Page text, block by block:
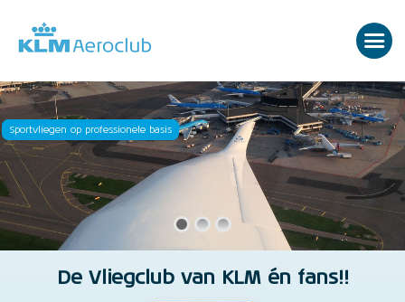
Sportvliegen op professionele basis
De Vliegclub van KLM én fans!!